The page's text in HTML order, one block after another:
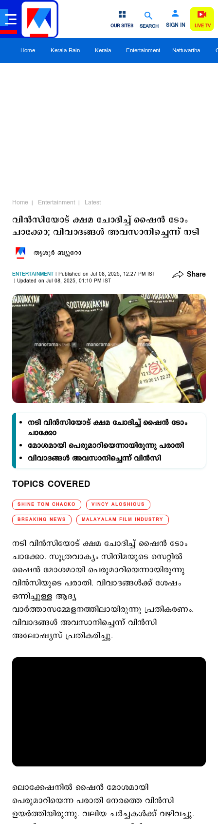
SEARCH SIGN IN
OUR SITES LIVE TV
Home Kerala Rain Kerala Entertainment Nattuvartha
Home Entertainment Latest
വിന്‍സിയോട് ക്ഷമ ചോദിച്ച് ൈഷന്‍ ടോം
ചാക്കോ; വിവാദങ്ങള്‍ അവസാനിച്ചെന്ന് നടി
തൃശൂര്‍ ബ്യൂറോ
ENTERTAINMENT
Published on Jul 08, 2025, 12:27 PM IST
Updated on Jul 08, 2025, 01:10 PM IST
Share
TOPICS COVERED
SHINE TOM CHACKO VINCY ALOSHIOUS
BREAKING NEWS MALAYALAM FILM INDUSTRY
നടി വിന്‍സിയോട് ക്ഷമ ചോദിച്ച് ഷൈന്‍ ടോം
ചാക്കോ
മോശമായി പെരുമാറിയെന്നായിരുന്നു പരാതി
വിവാദങ്ങള്‍ അവസാനിച്ചെന്ന് വിന്‍സി
നടി വിന്‍സിയോട് ക്ഷമ ചോദിച്ച് ഷൈന്‍ ടോം
ചാക്കോ. സൂത്രവാക്യം സിനിമയുടെ സെറ്റില്‍
ഷൈന്‍ മോശമായി പെരുമാറിയെന്നായിരുന്നു
വിന്‍സിയുടെ പരാതി. വിവാദങ്ങള്‍ക്ക് ശേഷം
ഒന്നിച്ചുള്ള ആദ്യ
വാര്‍ത്താസമ്മേളനത്തിലായിരുന്നു പ്രതികരണം.
വിവാദങ്ങള്‍ അവസാനിച്ചെന്ന് വിന്‍സി
അലോഷ്യസ് പ്രതികരിച്ചു.
ലൊക്കേഷനിൽ ഷൈൻ മോശമായി
പെരുമാറിയെന്ന പരാതി നേരത്തെ വിൻസി
ഉയർത്തിയിരുന്നു. വലിയ ചർച്ചകൾക്ക് വഴിവച്ചു.